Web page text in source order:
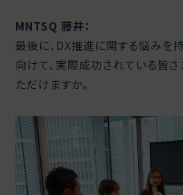
MNTSQ 藤井：
最後に、DX推進に関する悩みを
向けて、実際成功されている皆
ただけますか。